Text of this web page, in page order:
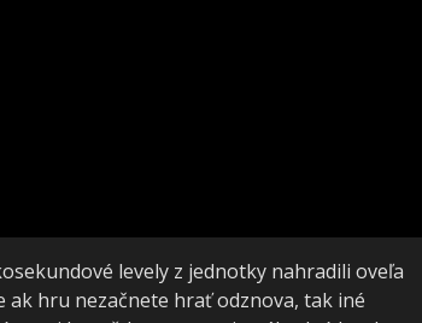
levely z jednotky nahradili oveľa
ak hru nezačnete hrať odznova, tak iné